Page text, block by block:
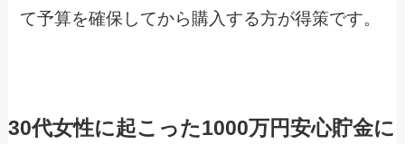
て予算を確保してから購入する方が得策です。
30代女性に起こった1000万円安心貯金に